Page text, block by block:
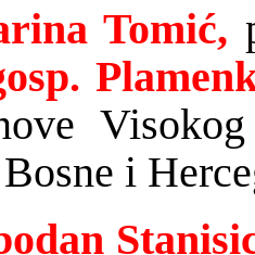
Tomić,
i